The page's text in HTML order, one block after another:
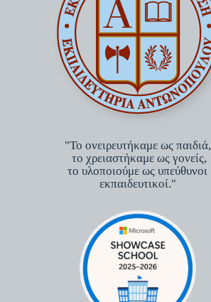
"Το ονειρευτήκαμε ως παιδιά,
το χρειαστήκαμε ως γονείς,
το υλοποιούμε ως υπεύθυνοι
εκπαιδευτικοί."